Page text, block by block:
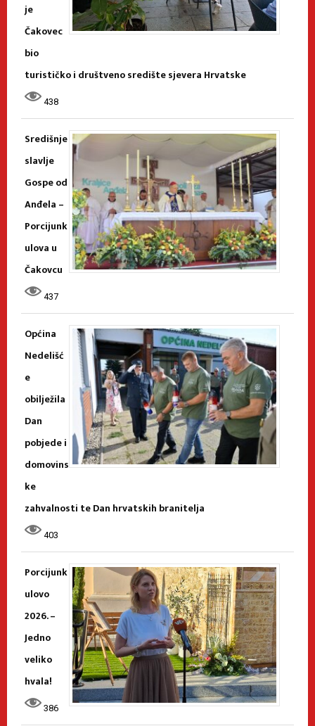
je
Čakovec
bio
turističko i društveno središte sjevera Hrvatske
438
Središnje
slavlje
Gospe od
Anđela –
Porcijunk
ulova u
Čakovcu
437
Općina
Nedelišć
e
obilježila
Dan
pobjede i
domovins
ke
zahvalnosti te Dan hrvatskih branitelja
403
Porcijunk
ulovo
2026. –
Jedno
veliko
hvala!
386